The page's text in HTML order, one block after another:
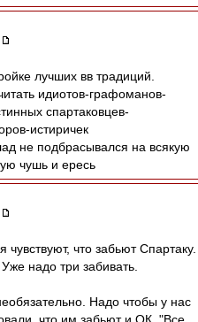
лучших вв традиций.
идиотов-графоманов-
спартаковцев-
истиричек
не подбрасывался на всякую
чушь и ересь
чувствуют, что забьют Спартаку.
надо три забивать.
Надо чтобы у нас